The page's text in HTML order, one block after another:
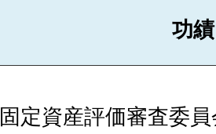
功
固定資産評価審査委